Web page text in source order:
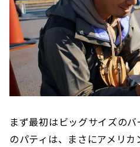
まず最初はビッグサイズの
のパティは、まさにアメリカ